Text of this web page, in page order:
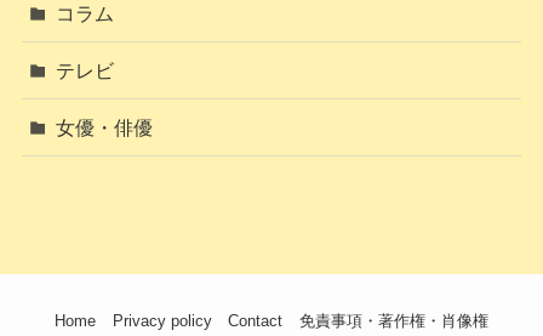
コラム
テレビ
女優・俳優
Home Privacy policy Contact 免責事項・著作権・肖像権